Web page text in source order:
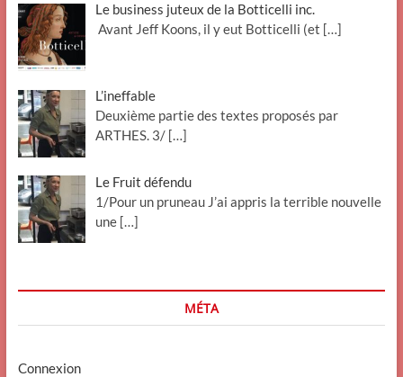
Le business juteux de la Botticelli inc.
Avant Jeff Koons, il y eut Botticelli (et […]
L’ineffable
Deuxième partie des textes proposés par
ARTHES. 3/ […]
Le Fruit défendu
1/Pour un pruneau J’ai appris la terrible nouvelle
une […]
MÉTA
Connexion